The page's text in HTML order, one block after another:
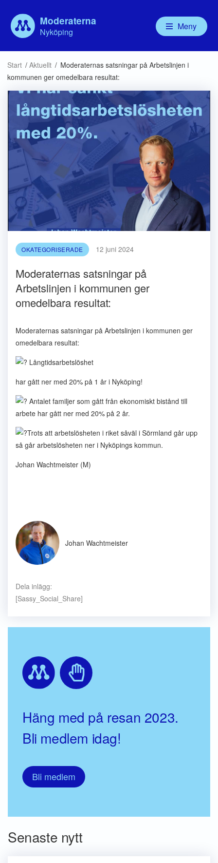
Moderaterna
Nyköping
Kommunfullmäktige
Kommunstyrelsen
Nämnder
Bolagsstyrelser
Debatt
Valbudskap
Meny
Start / Aktuellt / Moderaternas satsningar på Arbetslinjen i
kommunen ger omedelbara resultat:
OKATEGORISERADE 12 juni 2024
Moderaternas satsningar på
Arbetslinjen i kommunen ger
omedelbara resultat:
Moderaternas satsningar på Arbetslinjen i kommunen ger
omedelbara resultat:
Långtidsarbetslöshet
har gått ner med 20% på 1 år i Nyköping!
Antalet familjer som gått från ekonomiskt bistånd till
arbete har gått ner med 20% på 2 år.
Trots att arbetslösheten i riket såväl i Sörmland går upp
så går arbetslösheten ner i Nyköpings kommun.
Johan Wachtmeister (M)
Johan Wachtmeister
Dela inlägg:
[Sassy_Social_Share]
Häng med på resan 2023.
Bli medlem idag!
Bli medlem
Senaste nytt